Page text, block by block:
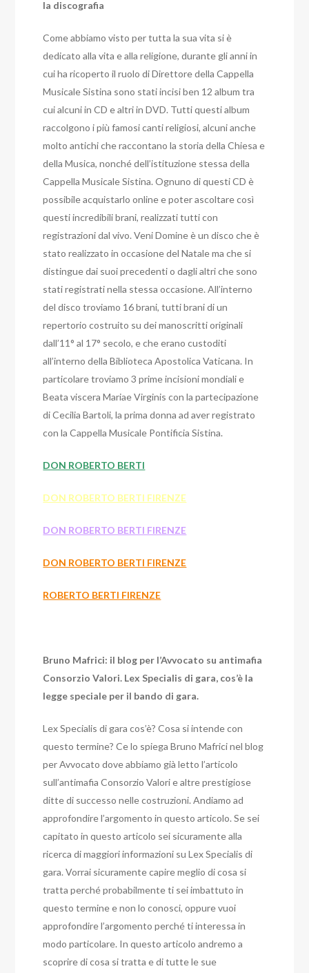
la discografia
Come abbiamo visto per tutta la sua vita si è
dedicato alla vita e alla religione, durante gli anni in
cui ha ricoperto il ruolo di Direttore della Cappella
Musicale Sistina sono stati incisi ben 12 album tra
cui alcuni in CD e altri in DVD. Tutti questi album
raccolgono i più famosi canti religiosi, alcuni anche
molto antichi che raccontano la storia della Chiesa e
della Musica, nonché dell’istituzione stessa della
Cappella Musicale Sistina. Ognuno di questi CD è
possibile acquistarlo online e poter ascoltare così
questi incredibili brani, realizzati tutti con
registrazioni dal vivo. Veni Domine è un disco che è
stato realizzato in occasione del Natale ma che si
distingue dai suoi precedenti o dagli altri che sono
stati registrati nella stessa occasione. All’interno
del disco troviamo 16 brani, tutti brani di un
repertorio costruito su dei manoscritti originali
dall’11° al 17° secolo, e che erano custoditi
all’interno della Biblioteca Apostolica Vaticana. In
particolare troviamo 3 prime incisioni mondiali e
Beata viscera Mariae Virginis con la partecipazione
di Cecilia Bartoli, la prima donna ad aver registrato
con la Cappella Musicale Pontificia Sistina.
DON ROBERTO BERTI
DON ROBERTO BERTI FIRENZE
DON ROBERTO BERTI FIRENZE
DON ROBERTO BERTI FIRENZE
ROBERTO BERTI FIRENZE
Bruno Mafrici: il blog per l’Avvocato su antimafia
Consorzio Valori. Lex Specialis di gara, cos’è la
legge speciale per il bando di gara.
Lex Specialis di gara cos’è? Cosa si intende con
questo termine? Ce lo spiega Bruno Mafrici nel blog
per Avvocato dove abbiamo già letto l’articolo
sull’antimafia Consorzio Valori e altre prestigiose
ditte di successo nelle costruzioni. Andiamo ad
approfondire l’argomento in questo articolo.Se sei
capitato in questo articolo sei sicuramente alla
ricerca di maggiori informazioni su Lex Specialis di
gara. Vorrai sicuramente capire meglio di cosa si
tratta perché probabilmente ti sei imbattuto in
questo termine e non lo conosci, oppure vuoi
approfondire l’argomento perché ti interessa in
modo particolare. In questo articolo andremo a
scoprire di cosa si tratta e di tutte le sue